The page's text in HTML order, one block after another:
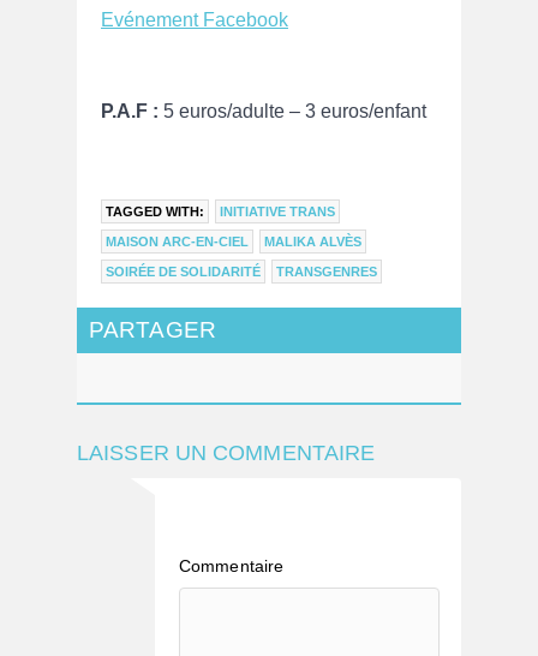
Evénement Facebook
P.A.F : 5 euros/adulte – 3 euros/enfant
TAGGED WITH: INITIATIVE TRANS
MAISON ARC-EN-CIEL MALIKA ALVÈS
SOIRÉE DE SOLIDARITÉ TRANSGENRES
PARTAGER
LAISSER UN COMMENTAIRE
Commentaire